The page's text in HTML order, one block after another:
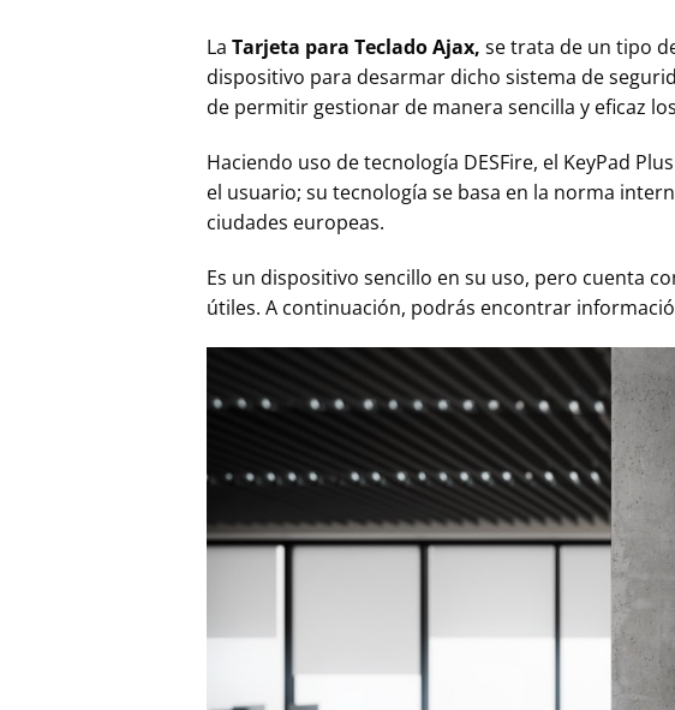
La Tarjeta para Teclado Ajax, se trata de un tipo
dispositivo para desarmar dicho sistema de
de permitir gestionar de manera sencilla y eficaz
Haciendo uso de tecnología DESFire, el KeyPad
el usuario; su tecnología se basa en la norma
ciudades europeas.
Es un dispositivo sencillo en su uso, pero cuenta
útiles. A continuación, podrás encontrar